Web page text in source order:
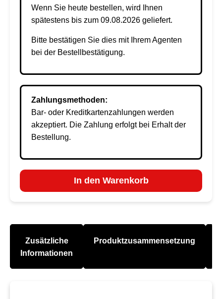
Wenn Sie heute bestellen, wird Ihnen
spätestens bis zum 09.08.2026 geliefert.
Bitte bestätigen Sie dies mit Ihrem Agenten
bei der Bestellbestätigung.
Zahlungsmethoden:
Bar- oder Kreditkartenzahlungen werden
akzeptiert. Die Zahlung erfolgt bei Erhalt der
Bestellung.
In den Warenkorb
Zusätzliche
Informationen
Produktzusammensetzung